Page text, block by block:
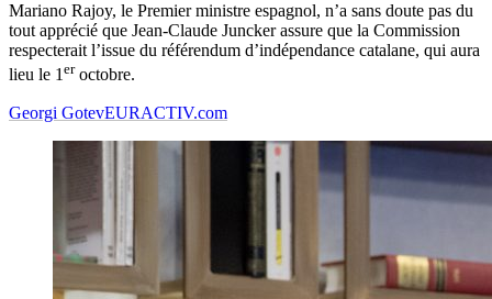
Mariano Rajoy, le Premier ministre espagnol, n’a sans doute pas du
tout apprécié que Jean-Claude Juncker assure que la Commission
respecterait l’issue du référendum d’indépendance catalane, qui aura
lieu le 1eroctobre.
Georgi GotevEURACTIV.com